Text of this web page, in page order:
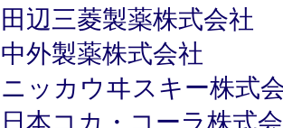
田辺三菱製薬株式会社
中外製薬株式会社
ニッカウヰスキー株式
日本コカ・コーラ株式